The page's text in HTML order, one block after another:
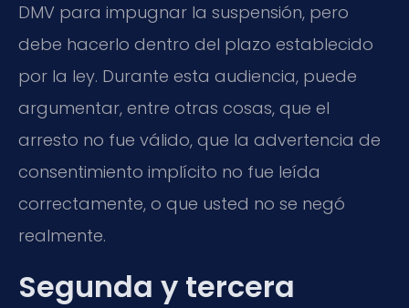
DMV para impugnar la suspensión, pero
debe hacerlo dentro del plazo establecido
por la ley. Durante esta audiencia, puede
argumentar, entre otras cosas, que el
arresto no fue válido, que la advertencia de
consentimiento implícito no fue leída
correctamente, o que usted no se negó
realmente.
Segunda y tercera